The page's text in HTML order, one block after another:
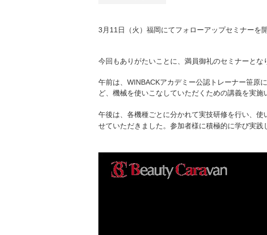
3月11日（火）福岡にてフォローアップセミナーを
午前は、WINBACKアカデミー公認トレーナー笹原
ど、機械を使いこなしていただくための講義を実施
午後は、各機種ごとに分かれて実技研修を行い、
せていただきました。参加者様に積極的に学び実践